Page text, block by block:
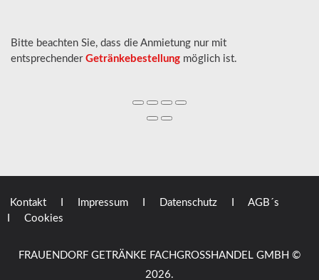
Bitte beachten Sie, dass die Anmietung nur mit
entsprechender Getränkebestellung möglich ist.
Kontakt I Impressum I Datenschutz
I AGB´s
I Cookies
FRAUENDORF GETRÄNKE FACHGROSSHANDEL GMBH
©
2026